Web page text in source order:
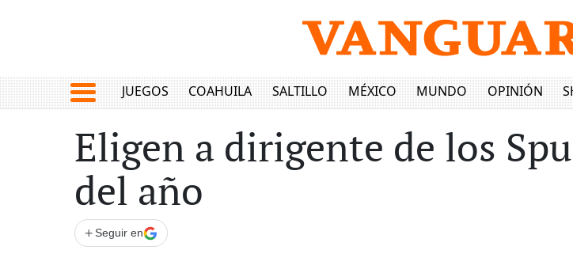
JUEGOS COAHUILA SALTILLO MÉXICO MUNDO OPINIÓN
Eligen a dirigente de los
del año
+ Seguir en